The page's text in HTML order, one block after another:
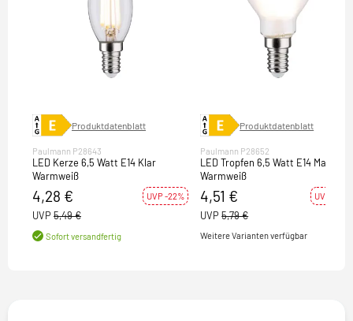
Produktdatenblatt
Paulmann P28643
LED Kerze 6,5 Watt E14 Klar
Warmweiß
4,28 € UVP -22%
UVP 5,49 €
Sofort versandfertig
Produktdatenblatt
Paulmann P28652
LED Tropfen 6,5 Watt E14 Matt
Warmweiß
4,51 € UVP -22%
UVP 5,79 €
Weitere Varianten verfügbar